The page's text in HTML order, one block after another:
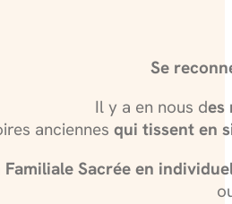
Se
Il y a en nous des
anciennes qui tissent en
Sacrée en